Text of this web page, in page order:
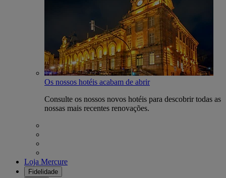
Os nossos hotéis acabam de abrir
Consulte os nossos novos hotéis para descobrir todas as
nossas mais recentes renovações.
Loja Mercure
Fidelidade